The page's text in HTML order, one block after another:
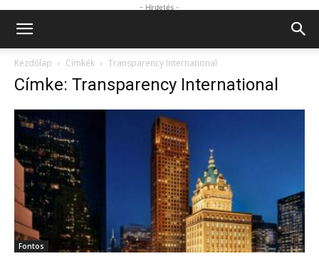
- Hirdetés -
Kezdőlap Címkék Transparency International
Címke: Transparency International
Fontos